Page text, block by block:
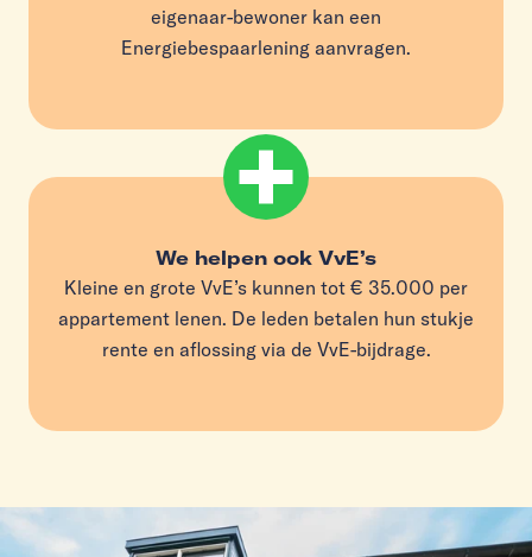
eigenaar-bewoner kan een
Energiebespaarlening aanvragen.
We helpen ook VvE’s
Kleine en grote VvE’s kunnen tot € 35.000 per
appartement lenen. De leden betalen hun stukje
rente en aflossing via de VvE-bijdrage.